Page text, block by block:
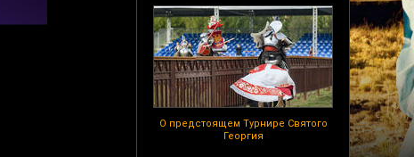
О предстоящем Турнире Святого
Георгия